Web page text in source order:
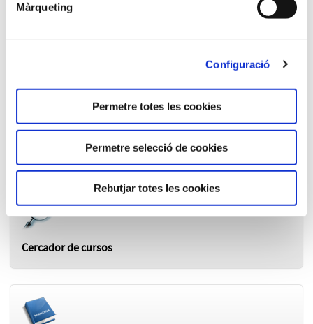
Màrqueting
Configuració
Permetre totes les cookies
Permetre selecció de cookies
Rebutjar totes les cookies
CSS avançat
Cercador de cursos